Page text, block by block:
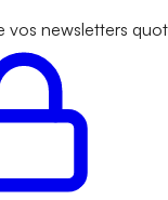
vos newsletters